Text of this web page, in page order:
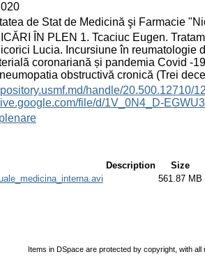
de Stat de Medicină şi Farmacie
ÎN PLEN 1. Tcaciuc Eugen.
Lucia. Incursiune în reumatologie
coronariană și pandemia Covid -
obstructivă cronică (Trei
handle/20.500.12710/
file/d/1V_0N4_D-
Description Size
561.87 MB
Items in DSpace are protected by copyright, with